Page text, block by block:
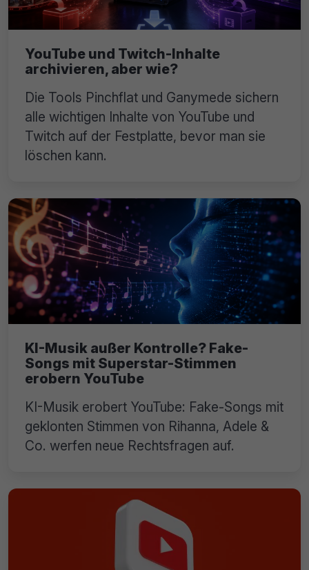
YouTube und Twitch-Inhalte
archivieren, aber wie?
Die Tools Pinchflat und Ganymede sichern
alle wichtigen Inhalte von YouTube und
Twitch auf der Festplatte, bevor man sie
löschen kann.
KI-Musik außer Kontrolle? Fake-
Songs mit Superstar-Stimmen
erobern YouTube
KI-Musik erobert YouTube: Fake-Songs mit
geklonten Stimmen von Rihanna, Adele &
Co. werfen neue Rechtsfragen auf.